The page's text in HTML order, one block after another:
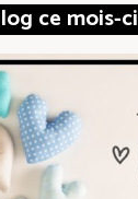
ce mois-ci